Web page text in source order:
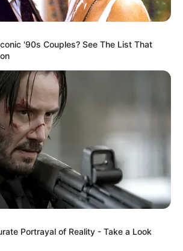
'90s Couples? See The List That
Portrayal of Reality - Take a Look